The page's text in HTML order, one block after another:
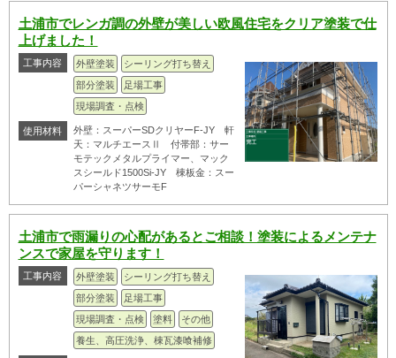
土浦市でレンガ調の外壁が美しい欧風住宅をクリア塗装で仕
上げました！
工事内容 外壁塗装
シーリング打ち替え
部分塗装
足場工事
現場調査・点検
使用材料
外壁：スーパーSDクリヤーF-JY 軒
天：マルチエースⅡ 付帯部：サー
モテックメタルプライマー、マック
スシールド1500Si-JY 棟板金：スー
パーシャネツサーモF
土浦市で雨漏りの心配があるとご相談！塗装によるメンテナ
ンスで家屋を守ります！
工事内容 外壁塗装
シーリング打ち替え
部分塗装
足場工事
現場調査・点検
塗料
その他
養生、高圧洗浄、棟瓦漆喰補修